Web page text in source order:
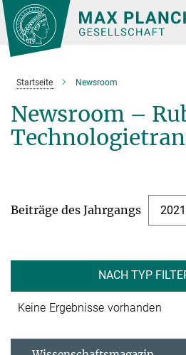
Hauptinhalt
Startseite Newsroom
Newsroom –
Beiträge des Jahrgangs 2021
NACH TYP
Keine Ergebnisse vorhanden